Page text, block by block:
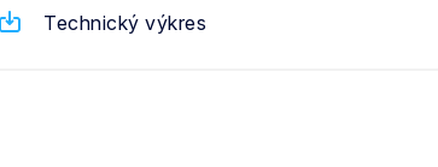
Technický výkres